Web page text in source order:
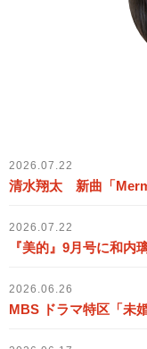
2026.07.22
清水翔太 新曲「
2026.07.22
『美的』9月号に和内
2026.06.26
MBS ドラマ特区「未